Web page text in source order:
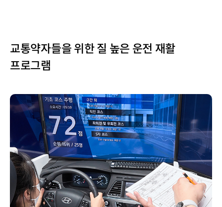
교통약자들을 위한 질 높은 운전 재활
프로그램